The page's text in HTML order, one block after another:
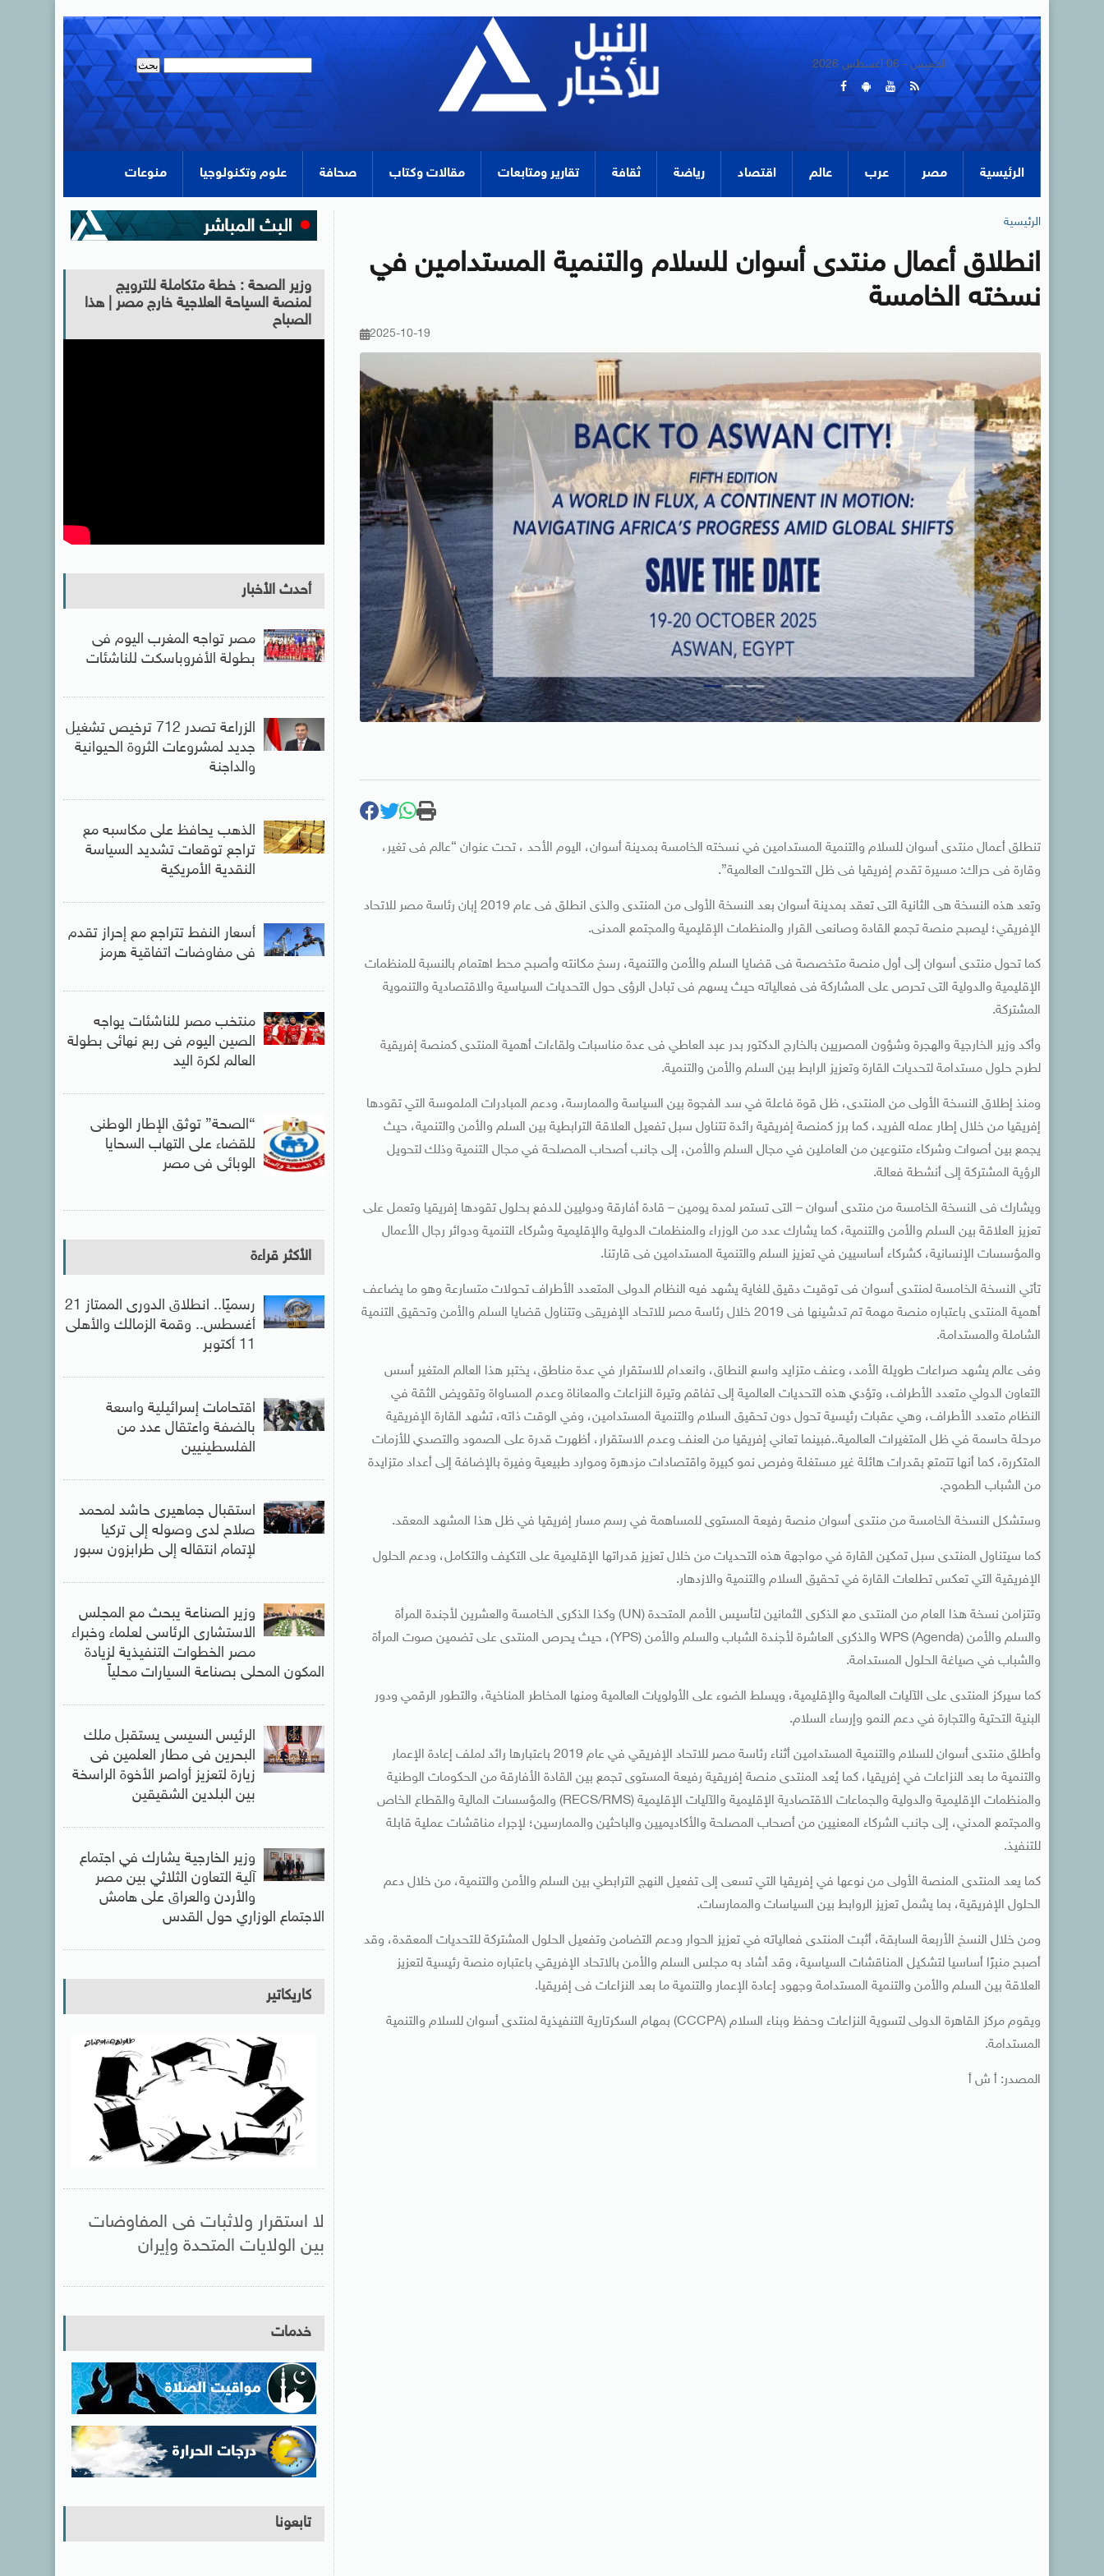
الخميس - 06 أغسطس 2026
الرئيسية مصر عرب عالم اقتصاد رياضة ثقافة تقارير ومتابعات مقالات وكتاب صحافة علوم وتكنولوجيا منوعات
الرئيسية
انطلاق أعمال منتدى أسوان للسلام والتنمية المستدامين في
نسخته الخامسة
2025-10-19
تنطلق أعمال منتدى أسوان للسلام والتنمية المستدامين في نسخته الخامسة بمدينة أسوان، اليوم الأحد ، تحت عنوان “عالم فى تغير،
وقارة فى حراك: مسيرة تقدم إفريقيا فى ظل التحولات العالمية”.
وتعد هذه النسخة هى الثانية التى تعقد بمدينة أسوان بعد النسخة الأولى من المنتدى والذى انطلق فى عام 2019 إبان رئاسة مصر للاتحاد
الإفريقي؛ ليصبح منصة تجمع القادة وصانعى القرار والمنظمات الإقليمية والمجتمع المدنى.
كما تحول منتدى أسوان إلى أول منصة متخصصة فى قضايا السلم والأمن والتنمية، رسخ مكانته وأصبح محط اهتمام بالنسبة للمنظمات
الإقليمية والدولية التى تحرص على المشاركة فى فعالياته حيث يسهم فى تبادل الرؤى حول التحديات السياسية والاقتصادية والتنموية
المشتركة.
وأكد وزير الخارجية والهجرة وشؤون المصريين بالخارج الدكتور بدر عبد العاطي فى عدة مناسبات ولقاءات أهمية المنتدى كمنصة إفريقية
لطرح حلول مستدامة لتحديات القارة وتعزيز الرابط بين السلم والأمن والتنمية.
ومنذ إطلاق النسخة الأولى من المنتدى، ظل قوة فاعلة في سد الفجوة بين السياسة والممارسة، ودعم المبادرات الملموسة التي تقودها
إفريقيا من خلال إطار عمله الفريد، كما برز كمنصة إفريقية رائدة تتناول سبل تفعيل العلاقة الترابطية بين السلم والأمن والتنمية، حيث
يجمع بين أصوات وشركاء متنوعين من العاملين في مجال السلم والأمن، إلى جانب أصحاب المصلحة في مجال التنمية وذلك لتحويل
الرؤية المشتركة إلى أنشطة فعالة.
ويشارك فى النسخة الخامسة من منتدى أسوان – التى تستمر لمدة يومين – قادة أفارقة ودوليين للدفع بحلول تقودها إفريقيا وتعمل على
تعزيز العلاقة بين السلم والأمن والتنمية، كما يشارك عدد من الوزراء والمنظمات الدولية والإقليمية وشركاء التنمية ودوائر رجال الأعمال
والمؤسسات الإنسانية، كشركاء أساسيين في تعزيز السلم والتنمية المستدامين فى قارتنا.
تأتي النسخة الخامسة لمنتدى أسوان فى توقيت دقيق للغاية يشهد فيه النظام الدولى المتعدد الأطراف تحولات متسارعة وهو ما يضاعف
أهمية المنتدى باعتباره منصة مهمة تم تدشينها فى 2019 خلال رئاسة مصر للاتحاد الإفريقى وتتناول قضايا السلم والأمن وتحقيق التنمية
الشاملة والمستدامة.
وفى عالم يشهد صراعات طويلة الأمد، وعنف متزايد واسع النطاق، وانعدام للاستقرار في عدة مناطق، يختبر هذا العالم المتغير أسس
التعاون الدولي متعدد الأطراف، وتؤدي هذه التحديات العالمية إلى تفاقم وتيرة النزاعات والمعاناة وعدم المساواة وتقويض الثقة في
النظام متعدد الأطراف، وهي عقبات رئيسية تحول دون تحقيق السلام والتنمية المستدامين، وفي الوقت ذاته، تشهد القارة الإفريقية
مرحلة حاسمة في ظل المتغيرات العالمية..فبينما تعاني إفريقيا من العنف وعدم الاستقرار، أظهرت قدرة على الصمود والتصدي للأزمات
المتكررة، كما أنها تتمتع بقدرات هائلة غير مستغلة وفرص نمو كبيرة واقتصادات مزدهرة وموارد طبيعية وفيرة بالإضافة إلى أعداد متزايدة
من الشباب الطموح.
وستشكل النسخة الخامسة من منتدى أسوان منصة رفيعة المستوى للمساهمة في رسم مسار إفريقيا في ظل هذا المشهد المعقد.
كما سيتناول المنتدى سبل تمكين القارة في مواجهة هذه التحديات من خلال تعزيز قدراتها الإقليمية على التكيف والتكامل، ودعم الحلول
الإفريقية التي تعكس تطلعات القارة في تحقيق السلام والتنمية والازدهار.
وتتزامن نسخة هذا العام من المنتدى مع الذكرى الثمانين لتأسيس الأمم المتحدة (UN) وكذا الذكرى الخامسة والعشرين لأجندة المرأة
والسلم والأمن WPS (Agenda) والذكرى العاشرة لأجندة الشباب والسلم والأمن (YPS)، حيث يحرص المنتدى على تضمين صوت المرأة
والشباب في صياغة الحلول المستدامة.
كما سيركز المنتدى على الآليات العالمية والإقليمية، ويسلط الضوء على الأولويات العالمية ومنها المخاطر المناخية، والتطور الرقمي ودور
البنية التحتية والتجارة في دعم النمو وإرساء السلام.
وأطلق منتدى أسوان للسلام والتنمية المستدامين أثناء رئاسة مصر للاتحاد الإفريقي في عام 2019 باعتبارها رائد لملف إعادة الإعمار
والتنمية ما بعد النزاعات في إفريقيا، كما يُعد المنتدى منصة إفريقية رفيعة المستوى تجمع بين القادة الأفارقة من الحكومات الوطنية
والمنظمات الإقليمية والدولية والجماعات الاقتصادية الإقليمية والآليات الإقليمية (RECS/RMS) والمؤسسات المالية والقطاع الخاص
والمجتمع المدني، إلى جانب الشركاء المعنيين من أصحاب المصلحة والأكاديميين والباحثين والممارسين؛ لإجراء مناقشات عملية قابلة
للتنفيذ.
كما يعد المنتدى المنصة الأولى من نوعها في إفريقيا التي تسعى إلى تفعيل النهج الترابطي بين السلم والأمن والتنمية، من خلال دعم
الحلول الإفريقية، بما يشمل تعزيز الروابط بين السياسات والممارسات.
ومن خلال النسخ الأربعة السابقة، أثبت المنتدى فعالياته في تعزيز الحوار ودعم التضامن وتفعيل الحلول المشتركة للتحديات المعقدة، وقد
أصبح منبرًا أساسيا لتشكيل المناقشات السياسية، وقد أشاد به مجلس السلم والأمن بالاتحاد الإفريقي باعتباره منصة رئيسية لتعزيز
العلاقة بين السلم والأمن والتنمية المستدامة وجهود إعادة الإعمار والتنمية ما بعد النزاعات فى إفريقيا.
ويقوم مركز القاهرة الدولى لتسوية النزاعات وحفظ وبناء السلام (CCCPA) بمهام السكرتارية التنفيذية لمنتدى أسوان للسلام والتنمية
المستدامة.
المصدر: أ ش أ
وزير الصحة : خطة متكاملة للترويج
لمنصة السياحة العلاجية خارج مصر | هذا
الصباح
أحدث الأخبار
مصر تواجه المغرب اليوم فى
بطولة الأفروباسكت للناشئات
الزراعة تصدر 712 ترخيص تشغيل
جديد لمشروعات الثروة الحيوانية
والداجنة
الذهب يحافظ على مكاسبه مع
تراجع توقعات تشديد السياسة
النقدية الأمريكية
أسعار النفط تتراجع مع إحراز تقدم
فى مفاوضات اتفاقية هرمز
منتخب مصر للناشئات يواجه
الصين اليوم فى ربع نهائى بطولة
العالم لكرة اليد
“الصحة” توثق الإطار الوطنى
للقضاء على التهاب السحايا
الوبائى فى مصر
الأكثر قراءة
رسميًا.. انطلاق الدورى الممتاز 21
أغسطس.. وقمة الزمالك والأهلى
11 أكتوبر
اقتحامات إسرائيلية واسعة
بالضفة واعتقال عدد من
الفلسطينيين
استقبال جماهيرى حاشد لمحمد
صلاح لدى وصوله إلى تركيا
لإتمام انتقاله إلى طرابزون سبور
وزير الصناعة يبحث مع المجلس
الاستشارى الرئاسى لعلماء وخبراء
مصر الخطوات التنفيذية لزيادة
المكون المحلى بصناعة السيارات محلياً
الرئيس السيسى يستقبل ملك
البحرين فى مطار العلمين فى
زيارة لتعزيز أواصر الأخوة الراسخة
بين البلدين الشقيقين
وزير الخارجية يشارك في اجتماع
آلية التعاون الثلاثي بين مصر
والأردن والعراق على هامش
الاجتماع الوزاري حول القدس
كاريكاتير
لا استقرار ولاثبات فى المفاوضات
بين الولايات المتحدة وإيران
خدمات
تابعونا